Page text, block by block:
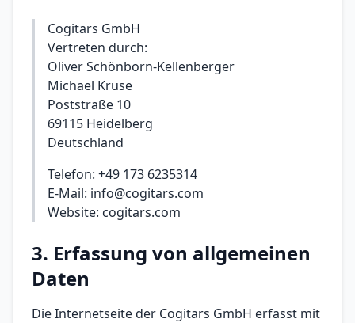
Cogitars GmbH
Vertreten durch:
Oliver Schönborn-Kellenberger
Michael Kruse
Poststraße 10
69115 Heidelberg
Deutschland
Telefon: +49 173 6235314
E-Mail: info@cogitars.com
Website: cogitars.com
3. Erfassung von allgemeinen
Daten
Die Internetseite der Cogitars GmbH erfasst mit